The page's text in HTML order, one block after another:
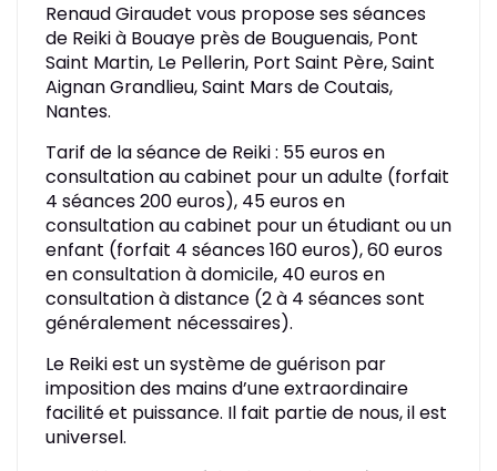
Renaud Giraudet vous propose ses séances
de Reiki à Bouaye près de Bouguenais, Pont
Saint Martin, Le Pellerin, Port Saint Père, Saint
Aignan Grandlieu, Saint Mars de Coutais,
Nantes.
Tarif de la séance de Reiki : 55 euros en
consultation au cabinet pour un adulte (forfait
4 séances 200 euros), 45 euros en
consultation au cabinet pour un étudiant ou un
enfant (forfait 4 séances 160 euros), 60 euros
en consultation à domicile, 40 euros en
consultation à distance (2 à 4 séances sont
généralement nécessaires).
Le Reiki est un système de guérison par
imposition des mains d’une extraordinaire
facilité et puissance. Il fait partie de nous, il est
universel.